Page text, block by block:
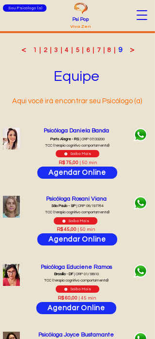
Sou Psicólogo (a)
Psi Pop
Viva Zen
< 1 2| 3| 4 5| 6| 7| 8| 9 >
Equipe
Aqui você irá encontrar seu Psicólogo (a)
Saiba Mais
Psicóloga Daniela Banda
Agendar Online
R$ 75,00| 50 min
Porto Alegre - RS| CRP 07/33200
TCC (terapia cognitivo comportamental)
Saiba Mais
Psicóloga Rosani Viana
Agendar Online
R$ 45,00| 50 min
São Paulo - SP | CRP 06/197764
TCC (terapia cognitivo comportamental)
Saiba Mais
Psicóloga Educiene Ramos
Agendar Online
R$ 60,00 | 45 min
Brasília - DF| CRP 01/18910
TCC (terapia cognitivo comportamental)
Psicóloga Joyce Bustamante